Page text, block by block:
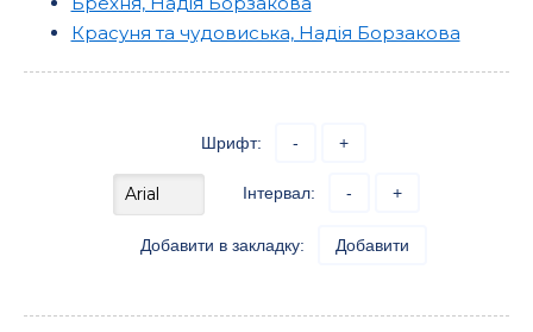
Красуня та чудовиська, Надія Борзакова
Шрифт: - +
Інтервал: - +
Добавити в закладку: Добавити